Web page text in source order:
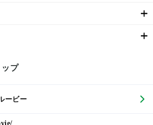
プ
ービー